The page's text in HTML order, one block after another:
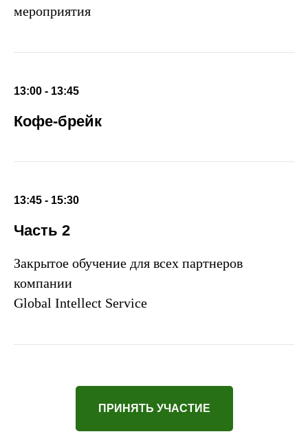
мероприятия
13:00 - 13:45
Кофе-брейк
13:45 - 15:30
Часть 2
Закрытое обучение для всех партнеров
компании
Global Intellect Service
ПРИНЯТЬ УЧАСТИЕ